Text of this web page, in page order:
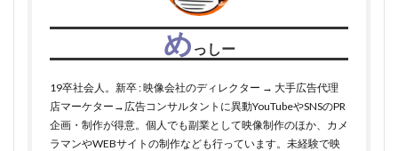
め っしー
19卒社会人。新卒 : 映像会社のディレクター → 大手広告代理
店マーケター→広告コンサルタントに異動YouTubeやSNSのPR
企画・制作が得意。個人でも副業として映像制作のほか、カメ
ラマンやWEBサイトの制作なども行っています。未経験で映